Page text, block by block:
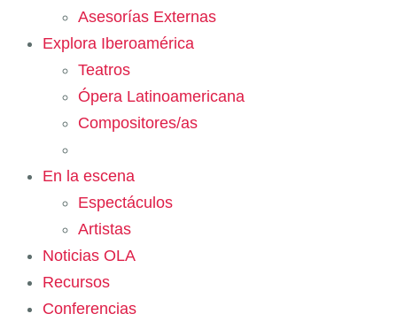
Asesorías Externas
Explora Iberoamérica
Teatros
Ópera Latinoamericana
Compositores/as
En la escena
Espectáculos
Artistas
Noticias OLA
Recursos
Conferencias